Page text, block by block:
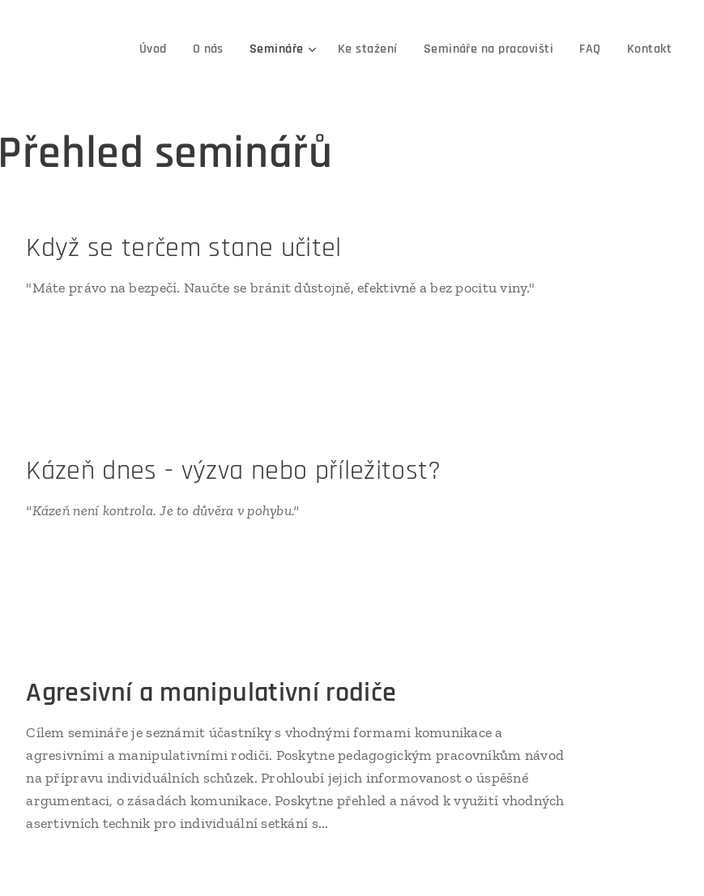
Úvod O nás Semináře Ke stažení Semináře na pracovišti FAQ Kontakt
Přehled seminářů
Když se terčem stane učitel
"Máte právo na bezpečí. Naučte se bránit důstojně, efektivně a bez pocitu viny."
Kázeň dnes - výzva nebo příležitost?
"Kázeň není kontrola. Je to důvěra v pohybu."
Agresivní a manipulativní rodiče
Cílem semináře je seznámit účastníky s vhodnými formami komunikace a
agresivními a manipulativními rodiči. Poskytne pedagogickým pracovníkům návod
na přípravu individuálních schůzek. Prohloubí jejich informovanost o úspěšné
argumentaci, o zásadách komunikace. Poskytne přehled a návod k využití vhodných
asertivních technik pro individuální setkání s...